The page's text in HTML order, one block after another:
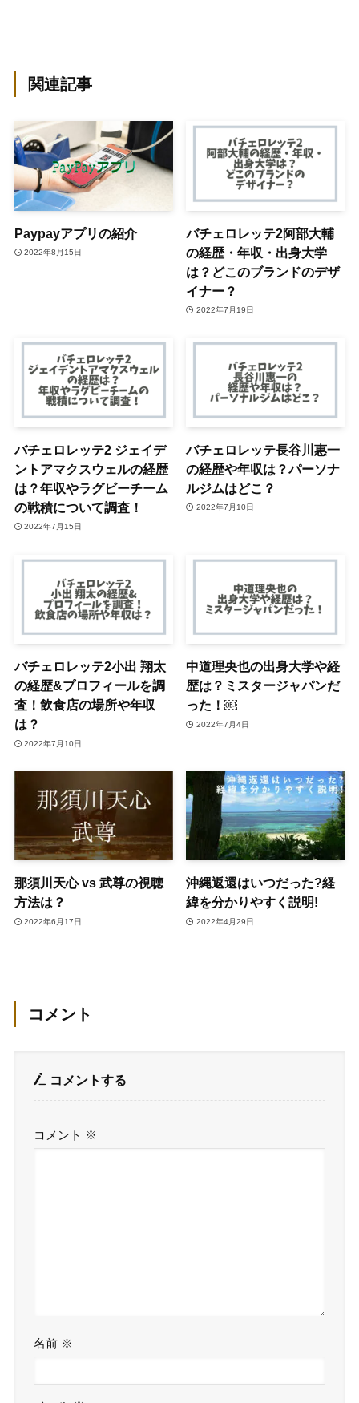
関連記事
Paypayアプリの紹介
2022年8月15日
バチェロレッテ2阿部大輔
の経歴・年収・出身大学
は？どこのブランドのデザ
イナー？
2022年7月19日
バチェロレッテ2 ジェイデ
ントアマクスウェルの経歴
は？年収やラグビーチーム
の戦積について調査！
2022年7月15日
バチェロレッテ長谷川惠一
の経歴や年収は？パーソナ
ルジムはどこ？
2022年7月10日
バチェロレッテ2小出 翔太
の経歴&プロフィールを調
査！飲食店の場所や年収
は？
2022年7月10日
中道理央也の出身大学や経
歴は？ミスタージャパンだ
った！￼
2022年7月4日
那須川天心 vs 武尊の視聴
方法は？
2022年6月17日
沖縄返還はいつだった?経
緯を分かりやすく説明!
2022年4月29日
コメント
コメントする
コメント ※
名前 ※